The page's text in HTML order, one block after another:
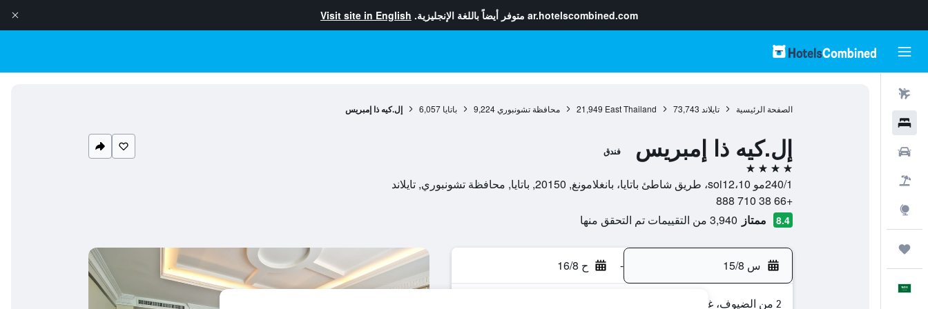
ar.hotelscombined.com متوفر أيضاً باللغة الإنجليزية. Visit site in English
الصفحة الرئيسية تايلاند 73,743
East Thailand
21,949 محافظة تشونبوري 9,224 باتايا 6,057 إل.كيه ذا إمبريس
إل.كيه ذا إمبريس فندق
4 نجوم
240/1مو 10،soi12، طريق شاطئ باتايا، بانغلامونغ, 20150, باتايا, محافظة تشونبوري, تايلاند
+66 38 710 888
8.4 ممتاز 3,940 من التقييمات تم التحقق منها
س 15/8 - ح 16/8
2 من الضيوف، غرفة واحدة